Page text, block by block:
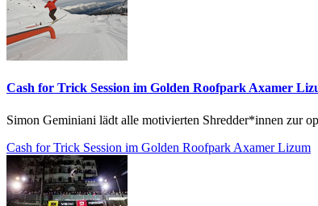
Cash for Trick Session im Golden Roofpark Axamer
Simon Geminiani lädt alle motivierten Shredder*innen zur
Cash for Trick Session im Golden Roofpark Axamer Lizum